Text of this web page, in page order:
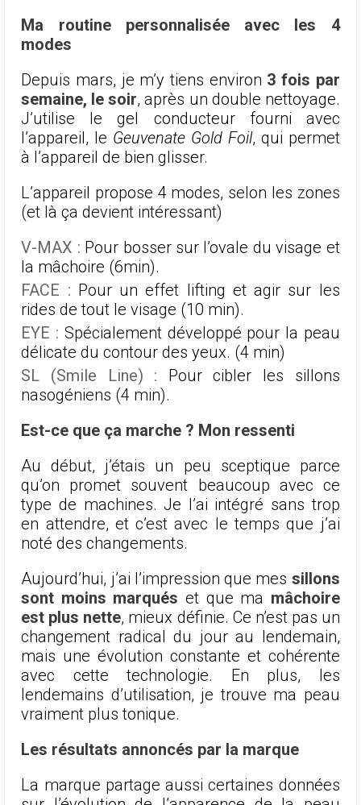
Ma routine personnalisée avec les 4
modes
Depuis mars, je m’y tiens environ 3 fois par
semaine, le soir, après un double nettoyage.
J’utilise le gel conducteur fourni avec
l’appareil, le Geuvenate Gold Foil, qui permet
à l’appareil de bien glisser.
L’appareil propose 4 modes, selon les zones
(et là ça devient intéressant)
V-MAX : Pour bosser sur l’ovale du visage et
la mâchoire (6min).
FACE : Pour un effet lifting et agir sur les
rides de tout le visage (10 min).
EYE : Spécialement développé pour la peau
délicate du contour des yeux. (4 min)
SL (Smile Line) : Pour cibler les sillons
nasogéniens (4 min).
Est-ce que ça marche ? Mon ressenti
Au début, j’étais un peu sceptique parce
qu’on promet souvent beaucoup avec ce
type de machines. Je l’ai intégré sans trop
en attendre, et c’est avec le temps que j’ai
noté des changements.
Aujourd’hui, j’ai l’impression que mes sillons
sont moins marqués et que ma mâchoire
est plus nette, mieux définie. Ce n’est pas un
changement radical du jour au lendemain,
mais une évolution constante et cohérente
avec cette technologie. En plus, les
lendemains d’utilisation, je trouve ma peau
vraiment plus tonique.
Les résultats annoncés par la marque
La marque partage aussi certaines données